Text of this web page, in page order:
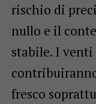
rischio di
nullo e il
stabile. I
fresco